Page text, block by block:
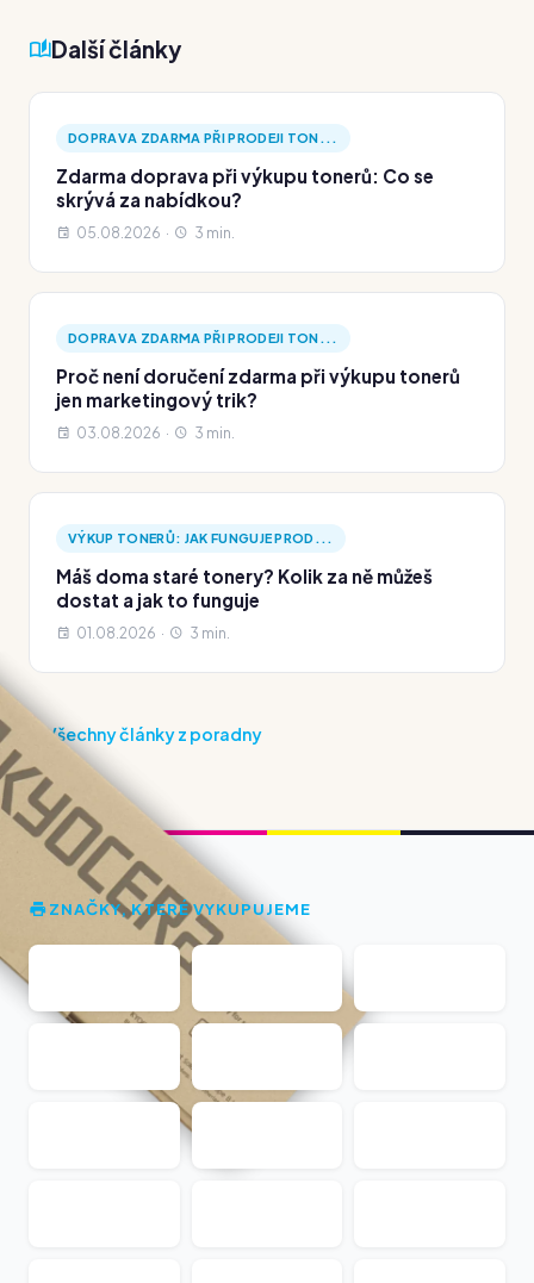
Další články
DOPRAVA ZDARMA PŘI PRODEJI TON...
Zdarma doprava při výkupu tonerů: Co se
skrývá za nabídkou?
05.08.2026 · 3 min.
DOPRAVA ZDARMA PŘI PRODEJI TON...
Proč není doručení zdarma při výkupu tonerů
jen marketingový trik?
03.08.2026 · 3 min.
VÝKUP TONERŮ: JAK FUNGUJE PROD...
Máš doma staré tonery? Kolik za ně můžeš
dostat a jak to funguje
01.08.2026 · 3 min.
Všechny články z poradny
ZNAČKY, KTERÉ VYKUPUJEME